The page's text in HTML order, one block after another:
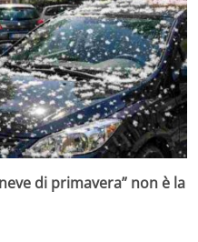
di primavera” non è la